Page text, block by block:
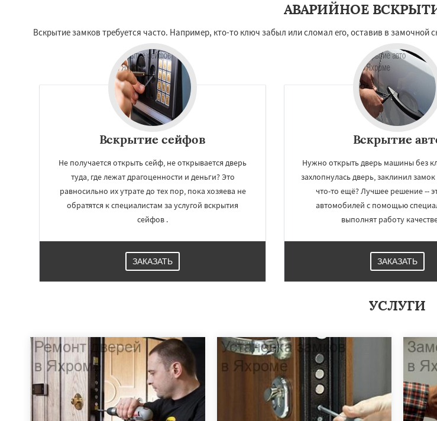
АВАРИЙНОЕ
Вскрытие замков требуется часто. Например, кто-то ключ забыл или сломал его, оставив в замочной
Вскрытие сейфов
Не получается открыть сейф, не открывается дверь
туда, где лежат драгоценности и деньги? Это
равносильно их утрате до тех пор, пока хозяева не
обратятся к специалистам за услугой вскрытия
сейфов .
ЗАКАЗАТЬ
Вскрытие
Нужно открыть дверь машины без
захлопнулась дверь, заклинил
что-то ещё? Лучшее решение --
автомобилей с помощью
выполнят работу
ЗАКАЗАТЬ
УСЛУГИ